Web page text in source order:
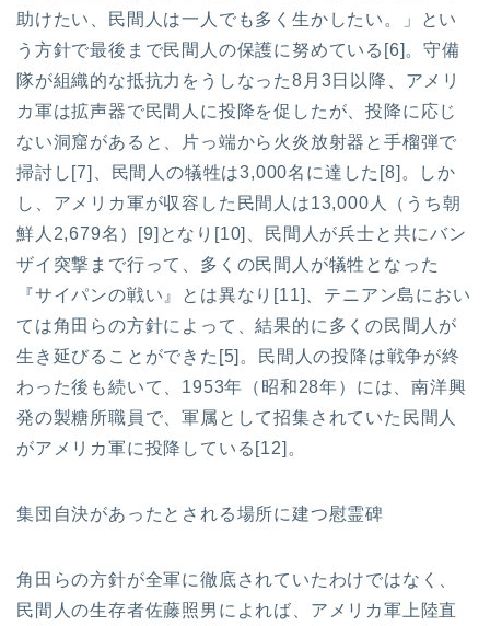
助けたい、民間人は一人でも多く生かしたい。」とい
う方針で最後まで民間人の保護に努めている[6]。守備
隊が組織的な抵抗力をうしなった8月3日以降、アメリ
カ軍は拡声器で民間人に投降を促したが、投降に応じ
ない洞窟があると、片っ端から火炎放射器と手榴弾で
掃討し[7]、民間人の犠牲は3,000名に達した[8]。しか
し、アメリカ軍が収容した民間人は13,000人（うち朝
鮮人2,679名）[9]となり[10]、民間人が兵士と共にバン
ザイ突撃まで行って、多くの民間人が犠牲となった
『サイパンの戦い』とは異なり[11]、テニアン島におい
ては角田らの方針によって、結果的に多くの民間人が
生き延びることができた[5]。民間人の投降は戦争が終
わった後も続いて、1953年（昭和28年）には、南洋興
発の製糖所職員で、軍属として招集されていた民間人
がアメリカ軍に投降している[12]。
集団自決があったとされる場所に建つ慰霊碑
角田らの方針が全軍に徹底されていたわけではなく、
民間人の生存者佐藤照男によれば、アメリカ軍上陸直